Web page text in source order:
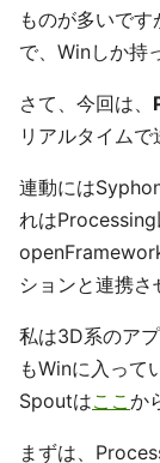
ものが多いで
で、Winしか持
さて、今回は、
リアルタイムで
連動には
れは
ションと連携さ
私は3D系のア
もWinに入って
Spoutはここか
まずは、